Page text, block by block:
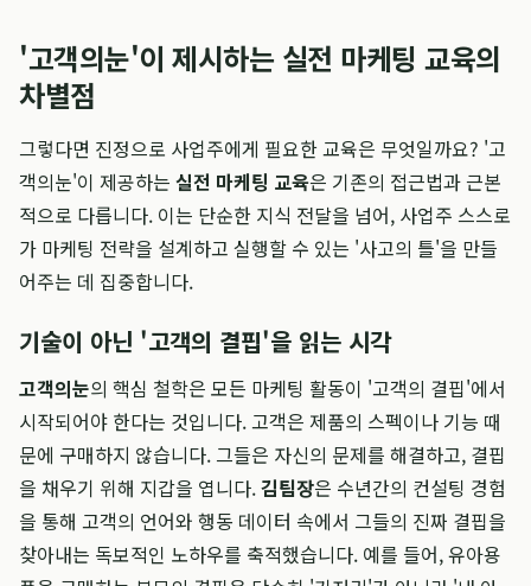
'고객의눈'이 제시하는 실전 마케팅 교육의
차별점
그렇다면 진정으로 사업주에게 필요한 교육은 무엇일까요? '고
객의눈'이 제공하는 실전 마케팅 교육은 기존의 접근법과 근본
적으로 다릅니다. 이는 단순한 지식 전달을 넘어, 사업주 스스로
가 마케팅 전략을 설계하고 실행할 수 있는 '사고의 틀'을 만들
어주는 데 집중합니다.
기술이 아닌 '고객의 결핍'을 읽는 시각
고객의눈의 핵심 철학은 모든 마케팅 활동이 '고객의 결핍'에서
시작되어야 한다는 것입니다. 고객은 제품의 스펙이나 기능 때
문에 구매하지 않습니다. 그들은 자신의 문제를 해결하고, 결핍
을 채우기 위해 지갑을 엽니다.김팀장은 수년간의 컨설팅 경험
을 통해 고객의 언어와 행동 데이터 속에서 그들의 진짜 결핍을
찾아내는 독보적인 노하우를 축적했습니다. 예를 들어, 유아용